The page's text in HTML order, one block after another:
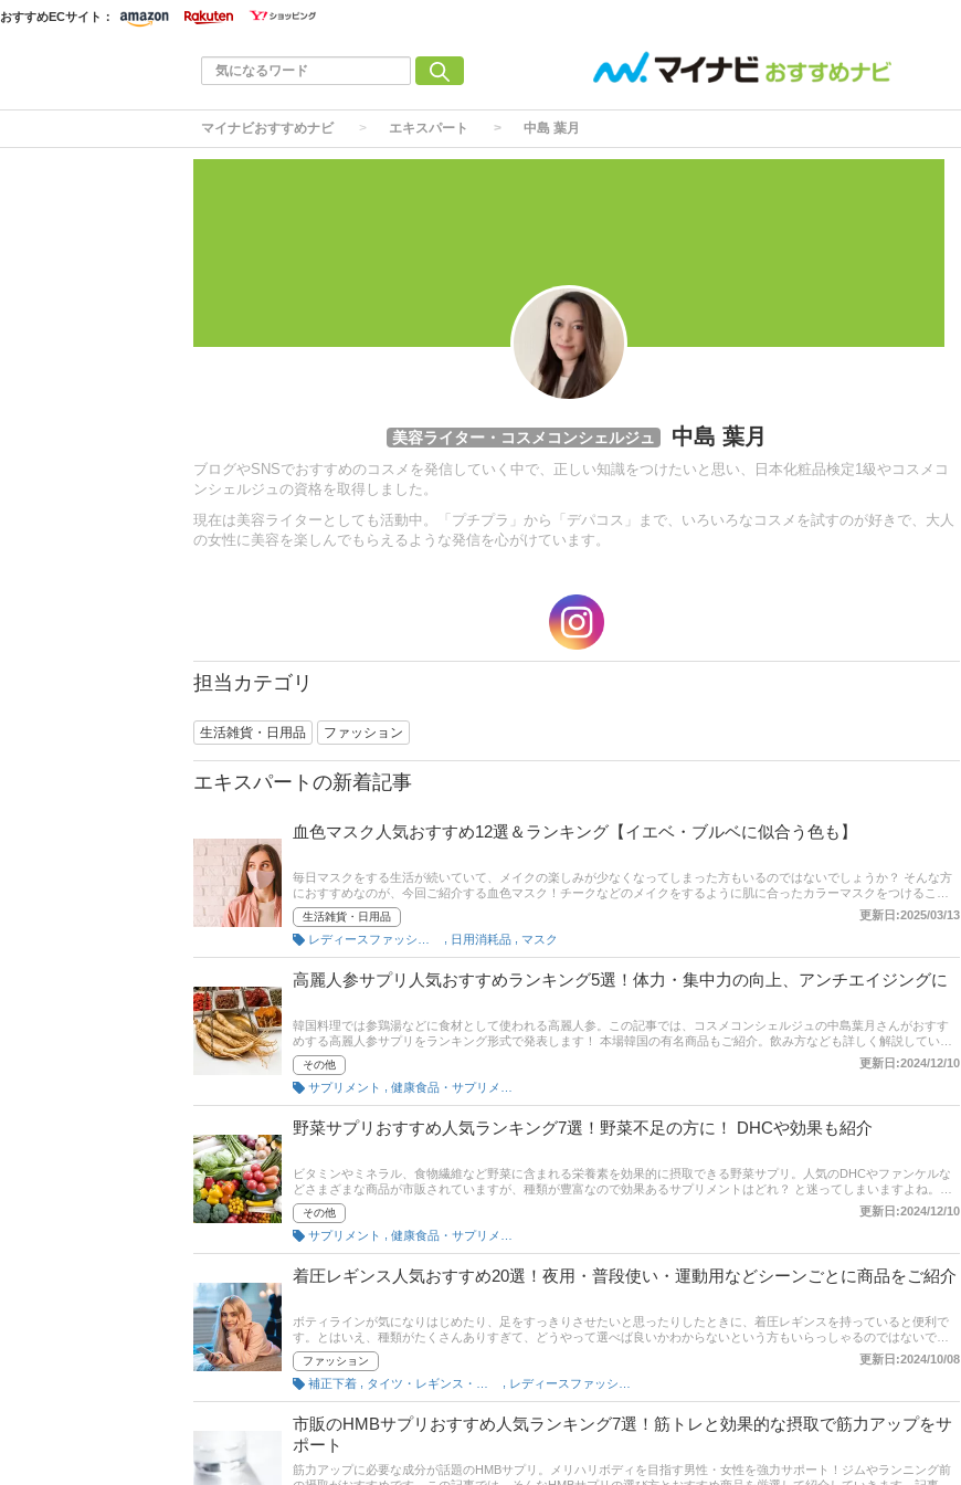
おすすめECサイト：
マイナビおすすめナビ エキスパート 中島 葉月
美容ライター・コスメコンシェルジュ 中島 葉月
ブログやSNSでおすすめのコスメを発信していく中で、正しい知識をつけたいと思い、日本化粧品検定1級やコスメコ
ンシェルジュの資格を取得しました。
現在は美容ライターとしても活動中。「プチプラ」から「デパコス」まで、いろいろなコスメを試すのが好きで、大人
の女性に美容を楽しんでもらえるような発信を心がけています。
担当カテゴリ
生活雑貨・日用品 ファッション
エキスパートの新着記事
血色マスク人気おすすめ12選＆ランキング【イエベ・ブルベに似合う色も】
毎日マスクをする生活が続いていて、メイクの楽しみが少なくなってしまった方もいるのではないでしょうか？ そんな方
におすすめなのが、今回ご紹介する血色マスク！チークなどのメイクをするように肌に合ったカラーマスクをつけること
で華やかな印象に見せることができます。この記事では、コスメコンシェルジュである中島 葉月さんへ取材を行い、血色
マスクの選び方とおすすめ商品をご紹介！イエベ春、イエベ秋、ブルベ夏、ブルベ冬に似合うマスクを使い捨てから、洗
って繰り返し使えるつかるものまで幅広くセレクトしています。コスメコンシェルジュが選ぶランキングも参考に！記事
の後半ではAmazonなどの通サイトでの売れ筋商品も掲載しているのでぜひチェックしてみてください。
生活雑貨・日用品
更新日:2025/03/13
日用消耗品 マスク
高麗人参サプリ人気おすすめランキング5選！体力・集中力の向上、アンチエイジングに
韓国料理では参鶏湯などに食材として使われる高麗人参。この記事では、コスメコンシェルジュの中島葉月さんがおすす
めする高麗人参サプリをランキング形式で発表します！ 本場韓国の有名商品もご紹介。飲み方なども詳しく解説していま
す。記事後半にあるAmazonやヤフーの人気売れ筋ランキングや口コミも参考にしてみてくださいね。
その他
更新日:2024/12/10
サプリメント
野菜サプリおすすめ人気ランキング7選！野菜不足の方に！ DHCや効果も紹介
ビタミンやミネラル、食物繊維など野菜に含まれる栄養素を効果的に摂取できる野菜サプリ。人気のDHCやファンケルな
どさまざまな商品が市販されていますが、種類が豊富なので効果あるサプリメントはどれ？ と迷ってしまいますよね。そ
こでこの記事では、野菜サプリの選び方とおすすめ人気商品を紹介。さらに楽天など通販サイトの売れ筋ランキング・口
コミ情報もあるのできっとあなたにピッタリの野菜サプリが見つかります。野菜不足は健康面だけでなく、ニキビなど肌
荒れや美容面にも影響します。一人暮らしで栄養が偏っている人、野菜嫌いの人もバランスよく栄養をとりましょう！
その他
更新日:2024/12/10
サプリメント
着圧レギンス人気おすすめ20選！夜用・普段使い・運動用などシーンごとに商品をご紹介
ボティラインが気になりはじめたり、足をすっきりさせたいと思ったりしたときに、着圧レギンスを持っていると便利で
す。とはいえ、種類がたくさんありすぎて、どうやって選べば良いかわからないという方もいらっしゃるのではないでし
ょうか？ そこで、この記事では、着圧レギンスの選び方やシーン別におすすめの商品をご紹介しています。最後までチェ
ックして、あなたにぴったりの着圧レギンスを見つけませんか？
ファッション
更新日:2024/10/08
補正下着
市販のHMBサプリおすすめ人気ランキング7選！筋トレと効果的な摂取で筋力アップをサ
ポート
筋力アップに必要な成分が話題のHMBサプリ。メリハリボディを目指す男性・女性を強力サポート！ジムやランニング前